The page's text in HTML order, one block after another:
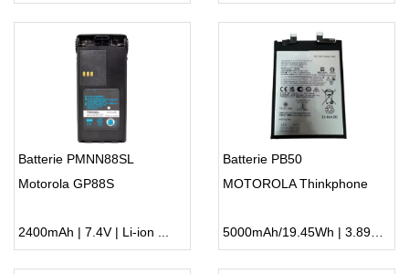
Batterie PMNN88SL
Motorola GP88S
2400mAh | 7.4V | Li-ion ...
Batterie PB50
MOTOROLA Thinkphone
5000mAh/19.45Wh | 3.89V | Li-ion ...